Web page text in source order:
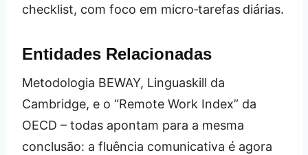
checklist, com foco em micro‑tarefas diárias.
Entidades Relacionadas
Metodologia BEWAY, Linguaskill da
Cambridge, e o “Remote Work Index” da
OECD – todas apontam para a mesma
conclusão: a fluência comunicativa é agora